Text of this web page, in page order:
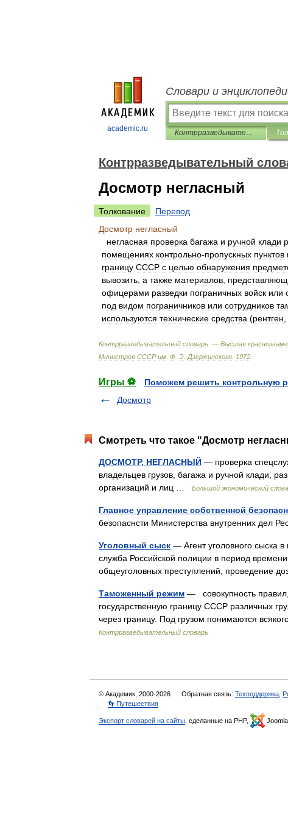
academic.ru
Словари и
Контрразведывательный словарь
Контрразведывательный
Досмотр негласный
Толкование
Перевод
Досмотр негласный
негласная проверка багажа и ручной клади
помещениях контрольно-пропускных пунктов
границу СССР с целью обнаружения
вывозить а также материалов
офицерами разведки пограничных войск или
под видом пограничников или сотрудников
используются технические средства (рентген
Контрразведывательный словарь . — Высшая
Министров СССР им Ф Э Дзержинского 1972
Игры ⚽
Поможем решить контрольную
Досмотр
Смотреть что такое "Досмотр
ДОСМОТР, НЕГЛАСНЫЙ — проверка
владельцев грузов, багажа и ручной клади,
организаций и лиц …
Большой экономический
Главное управление собственной
безопаснсти Министерства внутренних дел
Уголовный сыск — Агент уголовного сыска
служба Российской полиции в период
общеуголовных преступлений, проведение
Таможенный режим — совокупность
государственную границу СССР различных
через границу. Под грузом понимаются
Контрразведывательный словарь
© Академик, 2000-2026 Обратная связь: Техподдержка
👣 Путешествия
Экспорт словарей на сайты , сделанные на PHP, Joomla,